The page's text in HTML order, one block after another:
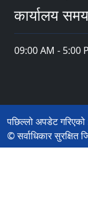
कार्यालय समय
09:00 AM - 5:00
पछिल्लो अपडेट
© सर्वाधिकार सुरक्षित